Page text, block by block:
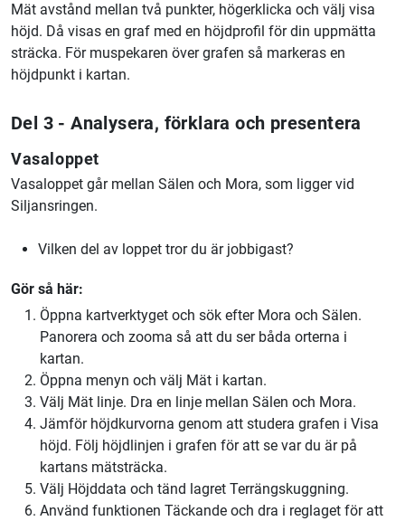
Mät avstånd mellan två punkter, högerklicka och välj visa
höjd. Då visas en graf med en höjdprofil för din uppmätta
sträcka. För muspekaren över grafen så markeras en
höjdpunkt i kartan.
Del 3 - Analysera, förklara och presentera
Vasaloppet
Vasaloppet går mellan Sälen och Mora, som ligger vid
Siljansringen.
Vilken del av loppet tror du är jobbigast?
Gör så här:
Öppna kartverktyget och sök efter Mora och Sälen.
Panorera och zooma så att du ser båda orterna i
kartan.
Öppna menyn och välj Mät i kartan.
Välj Mät linje. Dra en linje mellan Sälen och Mora.
Jämför höjdkurvorna genom att studera grafen i Visa
höjd. Följ höjdlinjen i grafen för att se var du är på
kartans mätsträcka.
Välj Höjddata och tänd lagret Terrängskuggning.
Använd funktionen Täckande och dra i reglaget för att